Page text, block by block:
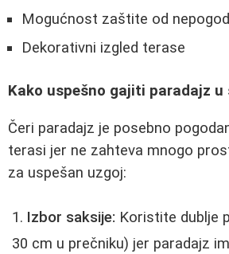
Mogućnost zaštite od
Dekorativni izgled terase
Kako uspešno gajiti paradajz u
Čeri paradajz je posebno
terasi jer ne zahteva mnogo
za uspešan uzgoj:
Izbor saksije: Koristite dublje
30 cm u prečniku) jer paradajz